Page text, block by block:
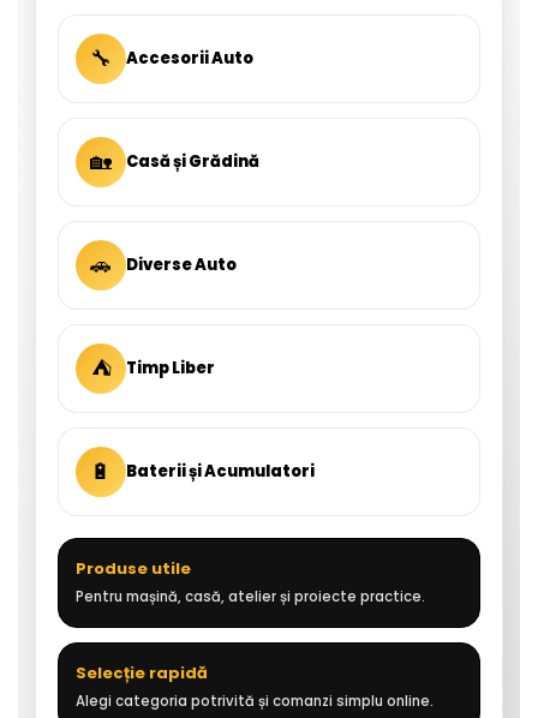
🔧 Accesorii Auto
🏡 Casă și Grădină
🚗 Diverse Auto
⛺ Timp Liber
🔋 Baterii și Acumulatori
Produse utile
Pentru mașină, casă, atelier și proiecte practice.
Selecție rapidă
Alegi categoria potrivită și comanzi simplu online.